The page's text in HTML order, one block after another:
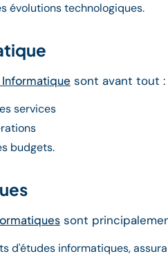
évolutions technologiques.
sont avant tout :
services
budgets.
sont
d'études informatiques,